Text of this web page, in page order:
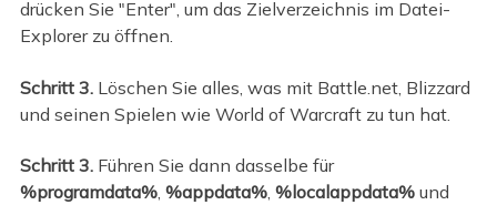
drücken Sie "Enter", um das Zielverzeichnis im Datei-
Explorer zu öffnen.
Schritt 3.Löschen Sie alles, was mit Battle.net, Blizzard
und seinen Spielen wie World of Warcraft zu tun hat.
Schritt 3.Führen Sie dann dasselbe für
%programdata%, %appdata%, %localappdata%und